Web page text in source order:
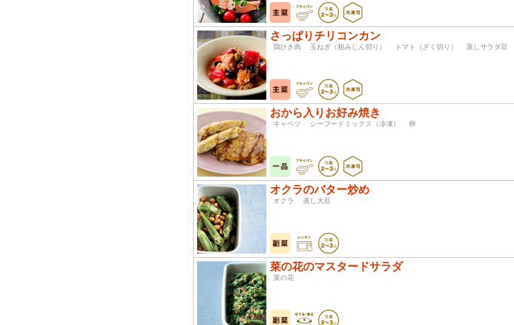
さっぱりチリコンカン
鶏ひき肉 玉ねぎ（粗みじん切り） トマト（ざく切り） 蒸しサラダ豆
おから入りお好み焼き
キャベツ シーフードミックス（冷凍） 卵
オクラのバター炒め
オクラ 蒸し大豆
菜の花のマスタードサラダ
菜の花